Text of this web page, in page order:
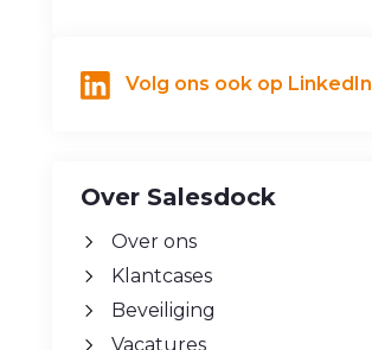
Volg ons ook op LinkedIn
Over Salesdock
Over ons
Klantcases
Beveiliging
Vacatures